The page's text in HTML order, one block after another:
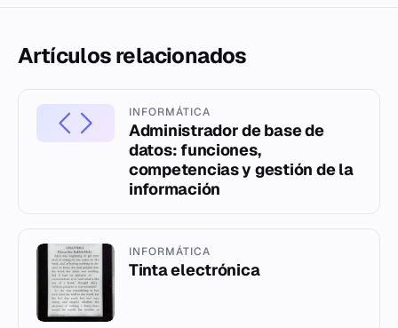
Artículos relacionados
INFORMÁTICA
Administrador de base de
datos: funciones,
competencias y gestión de la
información
INFORMÁTICA
Tinta electrónica